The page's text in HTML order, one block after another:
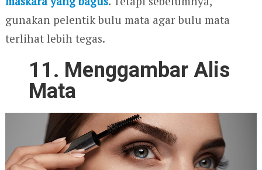
gunakan pelentik bulu mata agar bulu mata
terlihat lebih tegas.
11. Menggambar Alis
Mata